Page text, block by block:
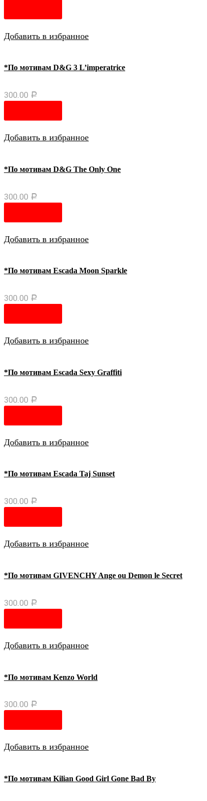
Добавить в избранное
*По мотивам D&G 3 L’imperatrice
300.00 Р
Добавить в избранное
*По мотивам D&G Тhе Оnly Оnе
300.00 Р
Добавить в избранное
*По мотивам Escada Moon Sparkle
300.00 Р
Добавить в избранное
*По мотивам Escada Sexy Graffiti
300.00 Р
Добавить в избранное
*По мотивам Escada Taj Sunset
300.00 Р
Добавить в избранное
*По мотивам GIVENCHY Ange ou Demon le Secret
300.00 Р
Добавить в избранное
*По мотивам Kenzo World
300.00 Р
Добавить в избранное
*По мотивам Kilian Good Girl Gone Bad By